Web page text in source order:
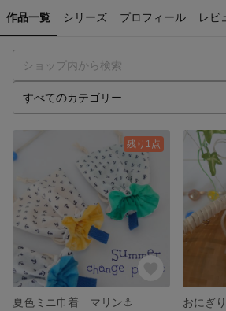
作品一覧 シリーズ プロフィール レビ
残り1点
夏色ミニ巾着 マリン⚓